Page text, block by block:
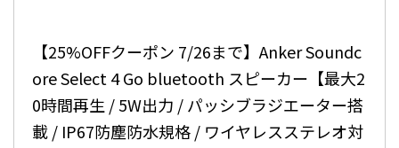
【25%OFFクーポン 7/26まで】Anker Soundc
ore Select 4 Go bluetooth スピーカー【最大2
0時間再生 / 5W出力 / パッシブラジエーター搭
載 / IP67防塵防水規格 / ワイヤレスステレオ対